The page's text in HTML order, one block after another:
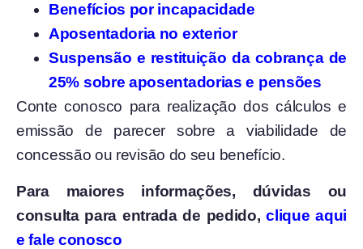
Benefícios por incapacidade
Aposentadoria no exterior
Suspensão e restituição da cobrança de
25% sobre aposentadorias e pensões
Conte conosco para realização dos cálculos e
emissão de parecer sobre a viabilidade de
concessão ou revisão do seu benefício.
Para maiores informações, dúvidas ou
consulta para entrada de pedido, clique aqui
e fale conosco